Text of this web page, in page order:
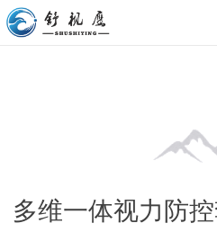
多维一体视力防